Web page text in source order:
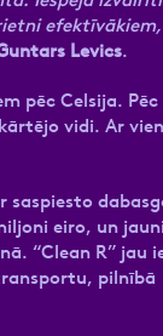
efektīvākiem,
Levics.
pēc Celsija. Pēc
vidi. Ar
saspiesto
eiro, un
“Clean R” jau
pilnībā